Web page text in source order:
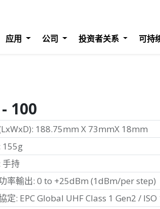
应用 公司 投资者关系 可持
100
: 188.75mm X 73mmX 18mm
155g
手持
率輸出: 0 to +25dBm (1dBm/per step)
定: EPC Global UHF Class 1 Gen2 /